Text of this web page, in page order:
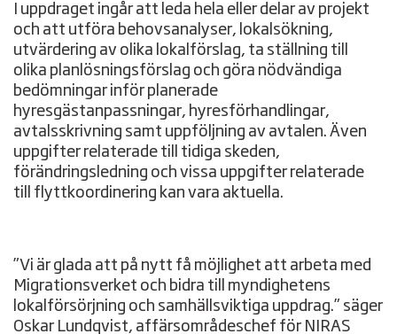
I uppdraget ingår att leda hela eller delar av projekt
och att utföra behovsanalyser, lokalsökning,
utvärdering av olika lokalförslag, ta ställning till
olika planlösningsförslag och göra nödvändiga
bedömningar inför planerade
hyresgästanpassningar, hyresförhandlingar,
avtalsskrivning samt uppföljning av avtalen. Även
uppgifter relaterade till tidiga skeden,
förändringsledning och vissa uppgifter relaterade
till flyttkoordinering kan vara aktuella.
”Vi är glada att på nytt få möjlighet att arbeta med
Migrationsverket och bidra till myndighetens
lokalförsörjning och samhällsviktiga uppdrag.” säger
Oskar Lundqvist, affärsområdeschef för NIRAS